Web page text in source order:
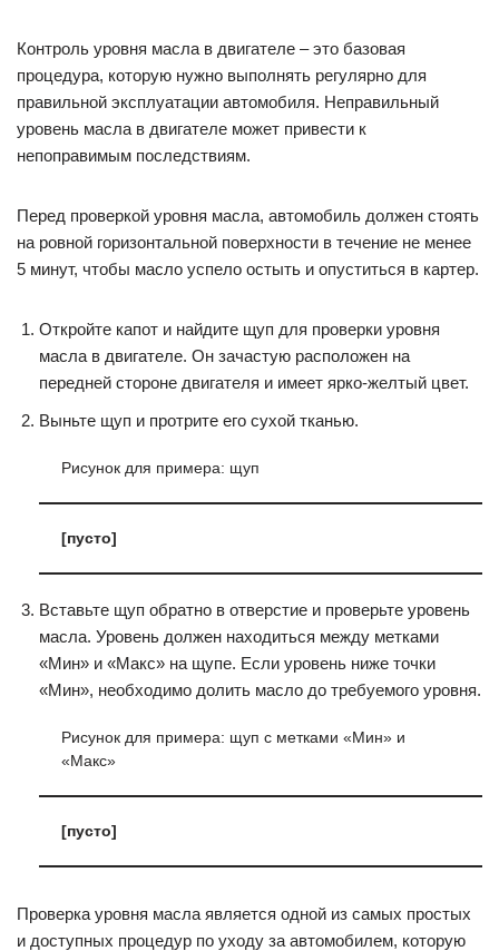
Контроль уровня масла в двигателе – это базовая
процедура, которую нужно выполнять регулярно для
правильной эксплуатации автомобиля. Неправильный
уровень масла в двигателе может привести к
непоправимым последствиям.
Перед проверкой уровня масла, автомобиль должен стоять
на ровной горизонтальной поверхности в течение не менее
5 минут, чтобы масло успело остыть и опуститься в картер.
Откройте капот и найдите щуп для проверки уровня
масла в двигателе. Он зачастую расположен на
передней стороне двигателя и имеет ярко-желтый цвет.
Выньте щуп и протрите его сухой тканью.
Рисунок для примера: щуп
[пусто]
Вставьте щуп обратно в отверстие и проверьте уровень
масла. Уровень должен находиться между метками
«Мин» и «Макс» на щупе. Если уровень ниже точки
«Мин», необходимо долить масло до требуемого уровня.
Рисунок для примера: щуп с метками «Мин» и
«Макс»
[пусто]
Проверка уровня масла является одной из самых простых
и доступных процедур по уходу за автомобилем, которую